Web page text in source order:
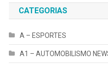
CATEGORIAS
A – ESPORTES
A1 – AUTOMOBILISMO